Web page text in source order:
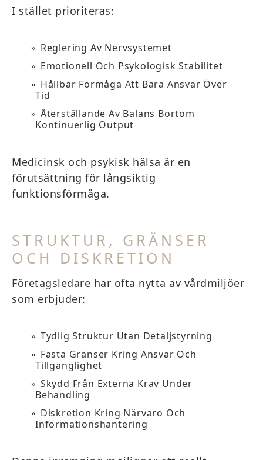
I stället prioriteras:
Reglering Av Nervsystemet
Emotionell Och Psykologisk Stabilitet
Hållbar Förmåga Att Bära Ansvar Över
Tid
Återställande Av Balans Bortom
Kontinuerlig Output
Medicinsk och psykisk hälsa är en
förutsättning för långsiktig
funktionsförmåga.
STRUKTUR, GRÄNSER
OCH DISKRETION
Företagsledare har ofta nytta av vårdmiljöer
som erbjuder:
Tydlig Struktur Utan Detaljstyrning
Fasta Gränser Kring Ansvar Och
Tillgänglighet
Skydd Från Externa Krav Under
Behandling
Diskretion Kring Närvaro Och
Informationshantering